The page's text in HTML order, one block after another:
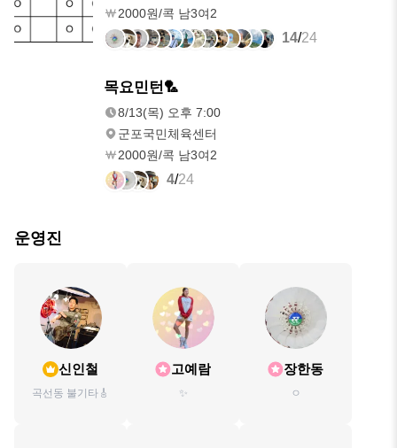
2000원/콕 남3여2
14/24
목요민턴🏸
8/13(목) 오후 7:00
군포국민체육센터
2000원/콕 남3여2
4/24
운영진
신인철
곡선동 불기타🎸
고예람
✨
장한동
ㅇ